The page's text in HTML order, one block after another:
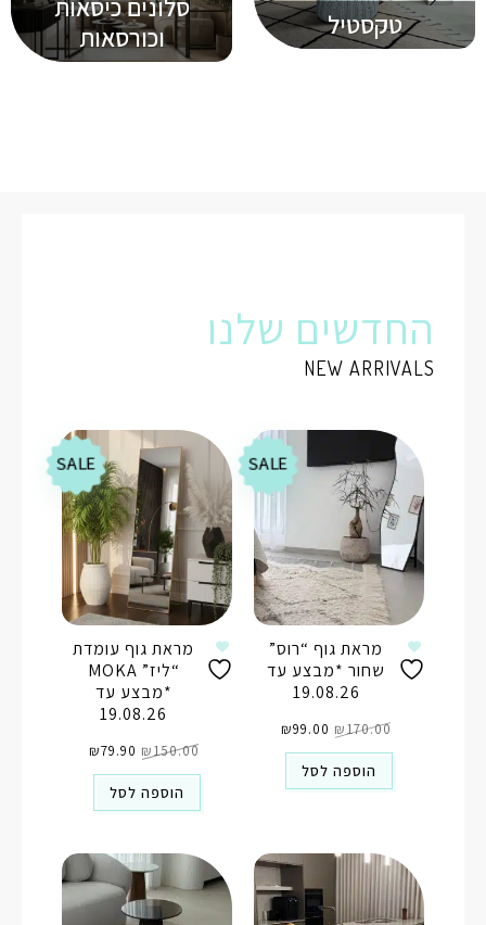
סלונים כיסאות
וכורסאות
טקסטיל
החדשים שלנו
NEW ARRIVALS
SALE
מראת גוף עומדת
“ליז” MOKA
*מבצע עד
19.08.26
₪150.00 המקורי
היה:
₪150.00.
₪79.90 הנוכחי
הוא:
הוספה לסל
SALE
מראת גוף “רוס”
שחור *מבצע עד
19.08.26
₪170.00 המקורי
היה:
₪170.00.
₪99.00 הנוכחי
הוא:
הוספה לסל